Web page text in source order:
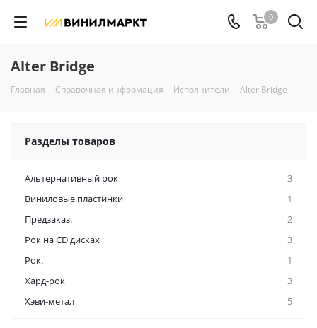
0
Alter Bridge
Главная - Справочная информация - Исполнители - Alter Bridge
Разделы товаров
Альтернативный рок
3
Виниловые пластинки
1
Предзаказ.
2
Рок на CD дисках
3
Рок.
1
Хард-рок
3
Хэви-метал
5